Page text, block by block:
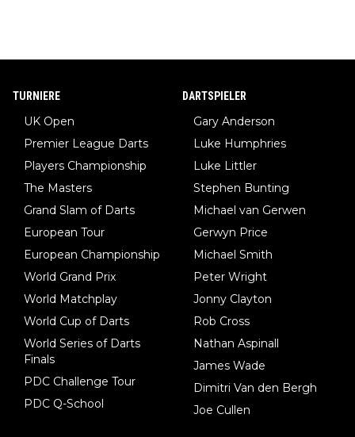
TURNIERE
UK Open
Premier League Darts
Players Championship
The Masters
Grand Slam of Darts
European Tour
European Championship
World Grand Prix
World Matchplay
World Cup of Darts
World Series of Darts
Finals
PDC Challenge Tour
PDC Q-School
DARTSPIELER
Gary Anderson
Luke Humphries
Luke Littler
Stephen Bunting
Michael van Gerwen
Gerwyn Price
Michael Smith
Peter Wright
Jonny Clayton
Rob Cross
Nathan Aspinall
James Wade
Dimitri Van den Bergh
Joe Cullen